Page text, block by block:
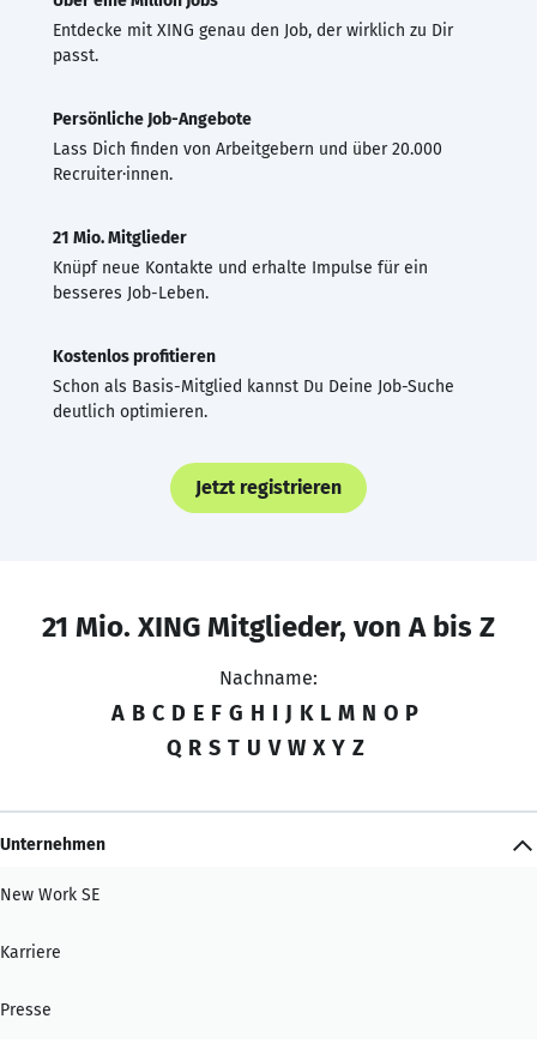
Entdecke mit XING genau den Job, der wirklich zu Dir
passt.
Persönliche Job-Angebote
Lass Dich finden von Arbeitgebern und über 20.000
Recruiter·innen.
21 Mio. Mitglieder
Knüpf neue Kontakte und erhalte Impulse für ein
besseres Job-Leben.
Kostenlos profitieren
Schon als Basis-Mitglied kannst Du Deine Job-Suche
deutlich optimieren.
Jetzt registrieren
21 Mio. XING Mitglieder, von A bis Z
Nachname:
A B C D E F G H I J K L M N O P
Q R S T U V W X Y Z
Unternehmen
New Work SE
Karriere
Presse